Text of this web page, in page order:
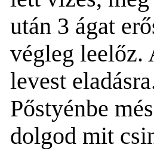
után 3 ágat
végleg leelőz.
levest
Pőstyénbe
dolgod mit